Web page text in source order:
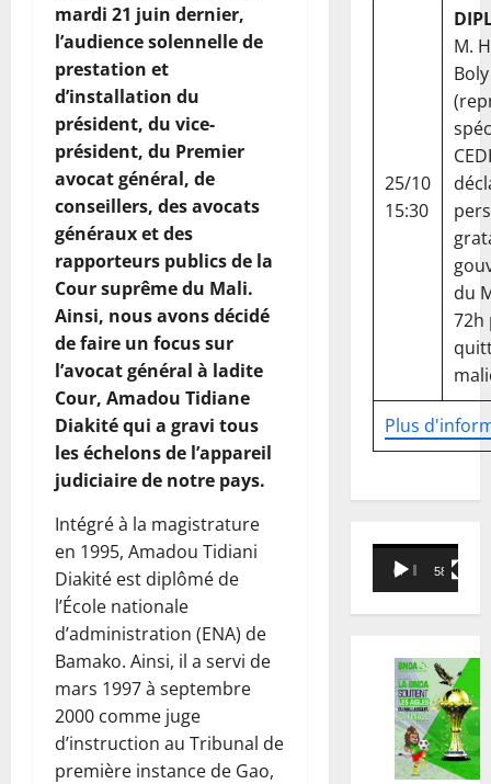
mardi 21 juin dernier,
l’audience solennelle de
prestation et
d’installation du
président, du vice-
président, du Premier
avocat général, de
conseillers, des avocats
généraux et des
rapporteurs publics de la
Cour suprême du Mali.
Ainsi, nous avons décidé
de faire un focus sur
l’avocat général à ladite
Cour, Amadou Tidiane
Diakité qui a gravi tous
les échelons de l’appareil
judiciaire de notre pays.
Intégré à la magistrature
en 1995, Amadou Tidiani
Diakité est diplômé de
l’École nationale
d’administration (ENA) de
Bamako. Ainsi, il a servi de
mars 1997 à septembre
2000 comme juge
d’instruction au Tribunal de
première instance de Gao,
Plus
25/10
15:30
M.
Boly
du
72h
Lecteur
vidéo
00:00 58:18